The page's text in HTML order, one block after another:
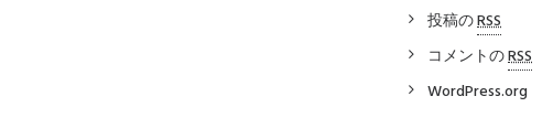
投稿のRSS
コメントのRSS
WordPress.org